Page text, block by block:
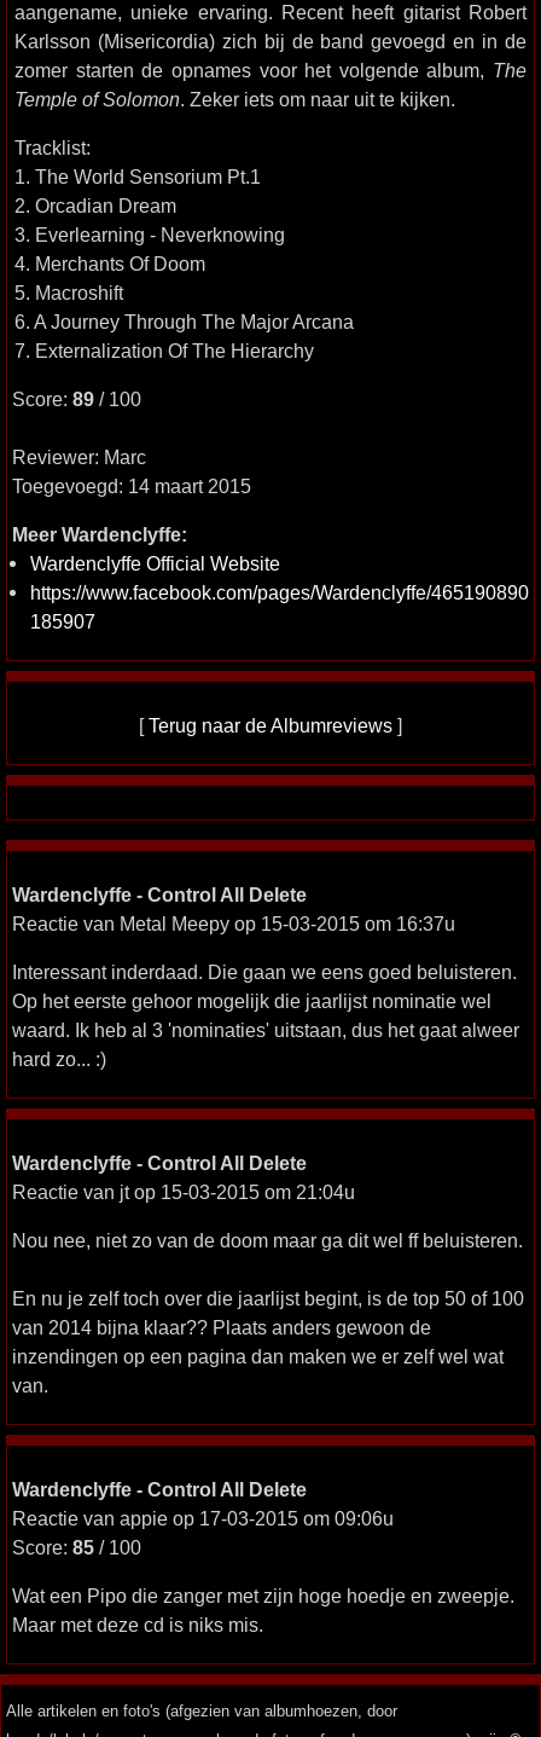
aangename, unieke ervaring. Recent heeft gitarist Robert
Karlsson (Misericordia) zich bij de band gevoegd en in de
zomer starten de opnames voor het volgende album, The
Temple of Solomon. Zeker iets om naar uit te kijken.
Tracklist:
1. The World Sensorium Pt.1
2. Orcadian Dream
3. Everlearning - Neverknowing
4. Merchants Of Doom
5. Macroshift
6. A Journey Through The Major Arcana
7. Externalization Of The Hierarchy
Score: 89 / 100
Reviewer: Marc
Toegevoegd: 14 maart 2015
Meer Wardenclyffe:
Wardenclyffe Official Website
https://www.facebook.com/pages/Wardenclyffe/465190890
185907
[Terug naar de Albumreviews ]
Wardenclyffe - Control All Delete
Reactie van Metal Meepy op 15-03-2015 om 16:37u
Interessant inderdaad. Die gaan we eens goed beluisteren.
Op het eerste gehoor mogelijk die jaarlijst nominatie wel
waard. Ik heb al 3 'nominaties' uitstaan, dus het gaat alweer
hard zo... :)
Wardenclyffe - Control All Delete
Reactie van jt op 15-03-2015 om 21:04u
Nou nee, niet zo van de doom maar ga dit wel ff beluisteren.
En nu je zelf toch over die jaarlijst begint, is de top 50 of 100
van 2014 bijna klaar?? Plaats anders gewoon de
inzendingen op een pagina dan maken we er zelf wel wat
van.
Wardenclyffe - Control All Delete
Reactie van appie op 17-03-2015 om 09:06u
Score: 85 / 100
Wat een Pipo die zanger met zijn hoge hoedje en zweepje.
Maar met deze cd is niks mis.
Alle artikelen en foto's (afgezien van albumhoezen, door